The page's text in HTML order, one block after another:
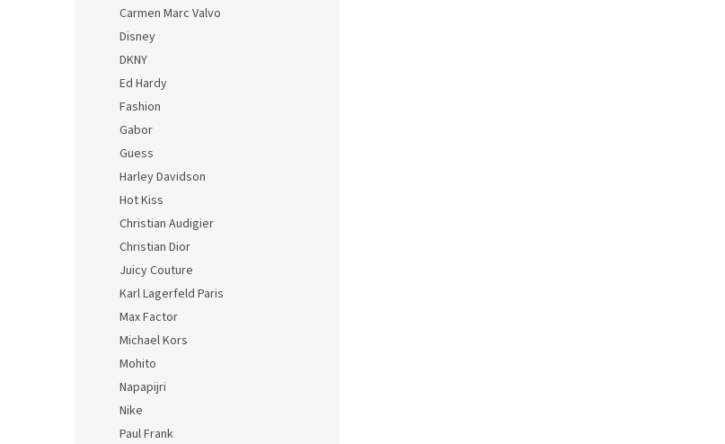
Carmen Marc Valvo
Disney
DKNY
Ed Hardy
Fashion
Gabor
Guess
Harley Davidson
Hot Kiss
Christian Audigier
Christian Dior
Juicy Couture
Karl Lagerfeld Paris
Max Factor
Michael Kors
Mohito
Napapijri
Nike
Paul Frank